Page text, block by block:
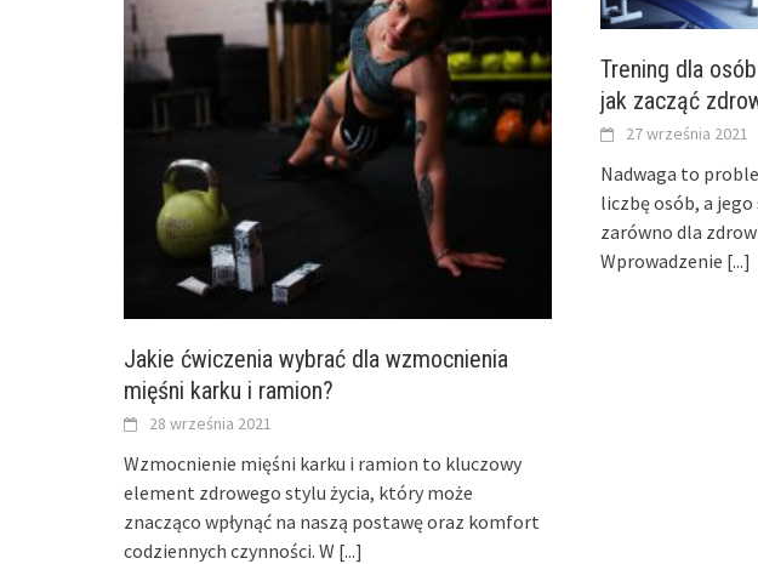
Jakie ćwiczenia wybrać dla wzmocnienia
mięśni karku i ramion?
28 września 2021
Wzmocnienie mięśni karku i ramion to kluczowy
element zdrowego stylu życia, który może
znacząco wpłynąć na naszą postawę oraz komfort
codziennych czynności. W [...]
Trening dla
jak zacząć
27 września 2021
Nadwaga to
liczbę osób, a
zarówno dla
Wprowadzenie [...]